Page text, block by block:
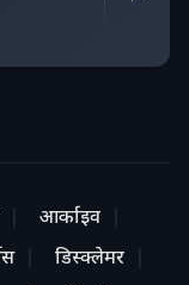
आर्काइव
डिस्क्लेमर